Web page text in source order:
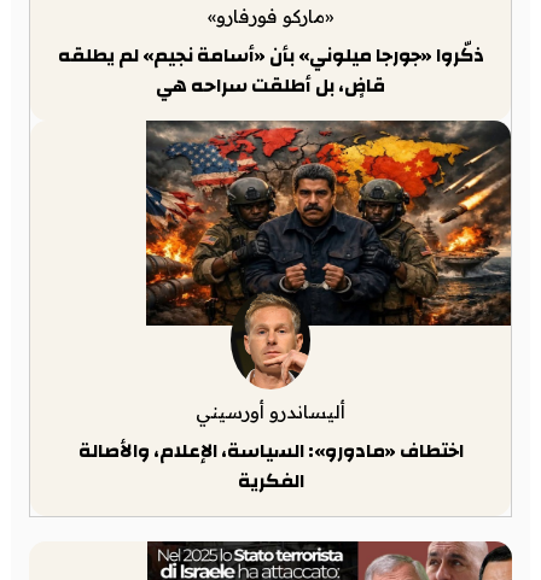
«ماركو فورفارو»
ذكّروا «جورجا ميلوني» بأن «أسامة نجيم» لم يطلقه
قاضٍ، بل أطلقت سراحه هي
أليساندرو أورسيني
اختطاف «مادورو»: السياسة، الإعلام، والأصالة
الفكرية